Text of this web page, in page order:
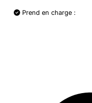
Prend en charge :